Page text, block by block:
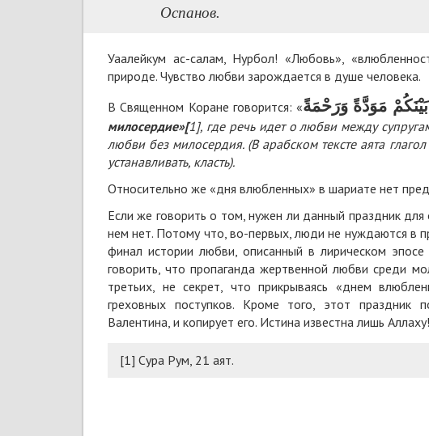
Оспанов.
Уаалейкум ас-салам, Нурбол! «Любовь»,
природе. Чувство любви зарождается в душе человека.
В Священном Коране говорится: «
милосердие»[1], где речь идет о любви между
любви без милосердия. (В арабском тексте аята
устанавливать, класть).
Относительно же «дня влюбленных» в шариате нет
Если же говорить о том, нужен ли данный праздник
нем нет. Потому что, во-первых, люди не нуждаются в
финал истории любви, описанный в лирическом
говорить, что пропаганда жертвенной любви среди
третьих, не секрет, что прикрываясь «днем
греховных поступков. Кроме того, этот праздник
Валентина, и копирует его. Истина известна лишь
[1] Сура Рум, 21 аят.